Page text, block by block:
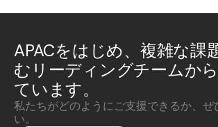
APACをはじめ、複雑な課
むリーディングチームか
ています。
私たちがどのようにご支援できるか、ぜ
い。